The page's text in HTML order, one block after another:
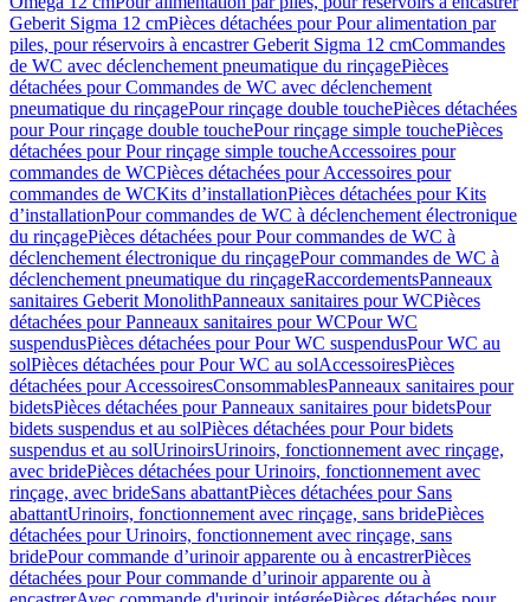
Geberit Sigma 12 cmPièces détachées pour Pour alimentation par
piles, pour réservoirs à encastrer Geberit Sigma 12 cmCommandes
de WC avec déclenchement pneumatique du rinçagePièces
détachées pour Commandes de WC avec déclenchement
pneumatique du rinçagePour rinçage double touchePièces détachées
pour Pour rinçage double touchePour rinçage simple touchePièces
détachées pour Pour rinçage simple toucheAccessoires pour
commandes de WCPièces détachées pour Accessoires pour
commandes de WCKits d’installationPièces détachées pour Kits
d’installationPour commandes de WC à déclenchement électronique
du rinçagePièces détachées pour Pour commandes de WC à
déclenchement électronique du rinçagePour commandes de WC à
déclenchement pneumatique du rinçageRaccordementsPanneaux
sanitaires Geberit MonolithPanneaux sanitaires pour WCPièces
détachées pour Panneaux sanitaires pour WCPour WC
suspendusPièces détachées pour Pour WC suspendusPour WC au
solPièces détachées pour Pour WC au solAccessoiresPièces
détachées pour AccessoiresConsommablesPanneaux sanitaires pour
bidetsPièces détachées pour Panneaux sanitaires pour bidetsPour
bidets suspendus et au solPièces détachées pour Pour bidets
suspendus et au solUrinoirsUrinoirs, fonctionnement avec rinçage,
avec bridePièces détachées pour Urinoirs, fonctionnement avec
rinçage, avec brideSans abattantPièces détachées pour Sans
abattantUrinoirs, fonctionnement avec rinçage, sans bridePièces
détachées pour Urinoirs, fonctionnement avec rinçage, sans
bridePour commande d’urinoir apparente ou à encastrerPièces
détachées pour Pour commande d’urinoir apparente ou à